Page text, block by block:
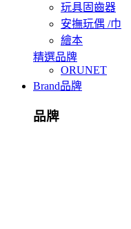
玩具固齒器
安撫玩偶 /巾
繪本
精選品牌
ORUNET
Brand品牌
品牌